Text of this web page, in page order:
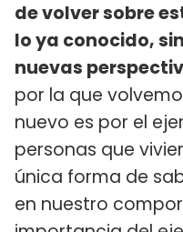
de volver sobre
lo ya conocido,
nuevas
por la que
nuevo es por el
personas que
única forma de
en nuestro